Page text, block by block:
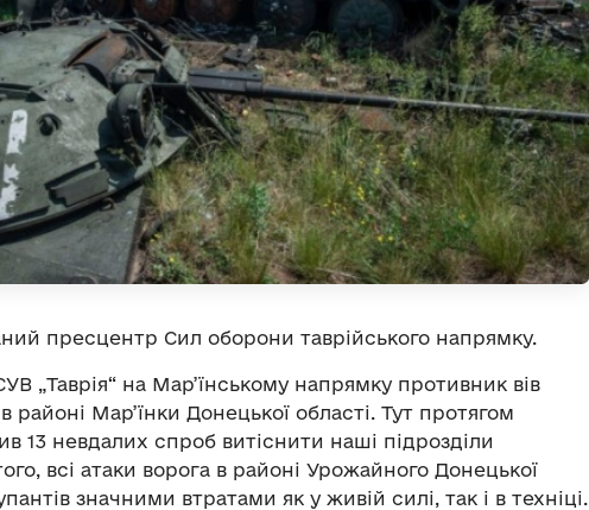
пресцентр Сил оборони таврійського напрямку.
„Таврія“ на Мар’їнському напрямку противник вів
районі Мар’їнки Донецької області. Тут протягом
13 невдалих спроб витіснити наші підрозділи
всі атаки ворога в районі Урожайного Донецької
значними втратами як у живій силі, так і в техніці.